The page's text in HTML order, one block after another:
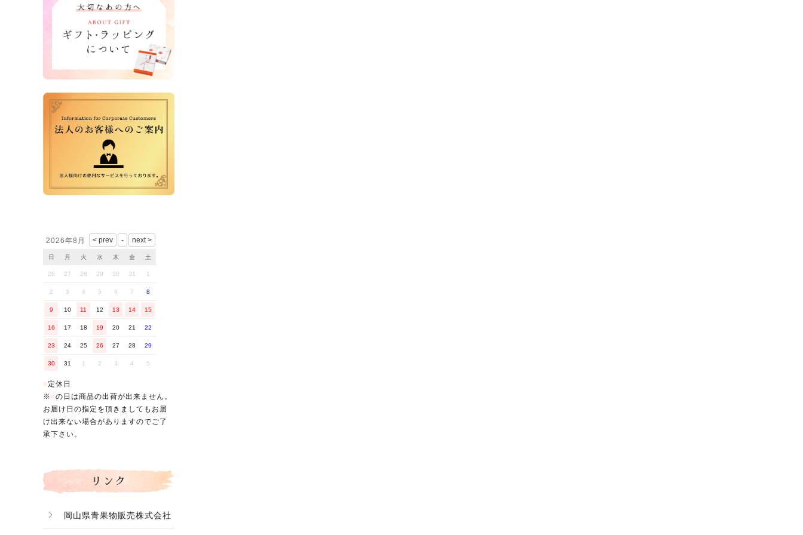
営業日カレンダー
2026年8月
日 月 火 水 木 金 土
26 27 28 29 30 31 1
2 3 4 5 6 7 8
9 10 11 12 13 14 15
16 17 18 19 20 21 22
23 24 25 26 27 28 29
30 31 1 2 3 4 5
定休日
※
の日は商品の出荷が出来ません。
お届け日の指定を頂きましてもお届
け出来ない場合がありますのでご了
承下さい。
リンク
岡山県青果物販売株式会社